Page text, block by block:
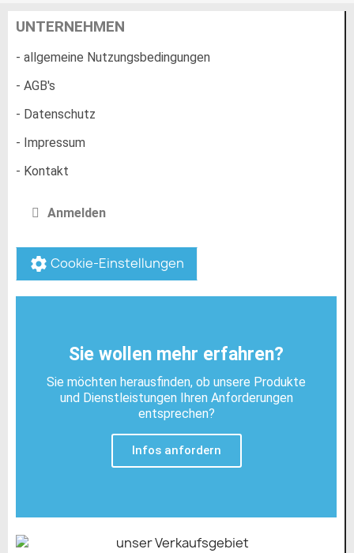
UNTERNEHMEN
- allgemeine Nutzungsbedingungen
- AGB's
- Datenschutz
- Impressum
- Kontakt
Anmelden
settings Cookie-Einstellungen
Sie wollen mehr erfahren?
Sie möchten herausfinden, ob unsere Produkte
und Dienstleistungen Ihren Anforderungen
entsprechen?
Infos anfordern